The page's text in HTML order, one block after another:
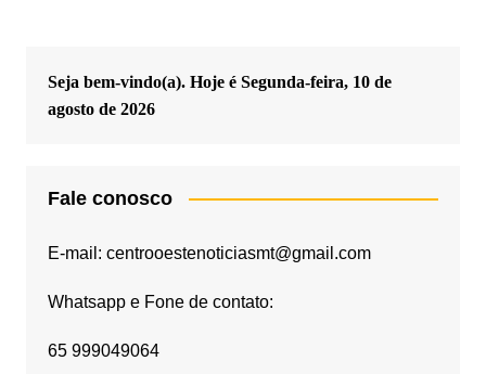
Seja bem-vindo(a). Hoje é Segunda-feira, 10 de
agosto de 2026
Fale conosco
E-mail: centrooestenoticiasmt@gmail.com
Whatsapp e Fone de contato:
65 999049064